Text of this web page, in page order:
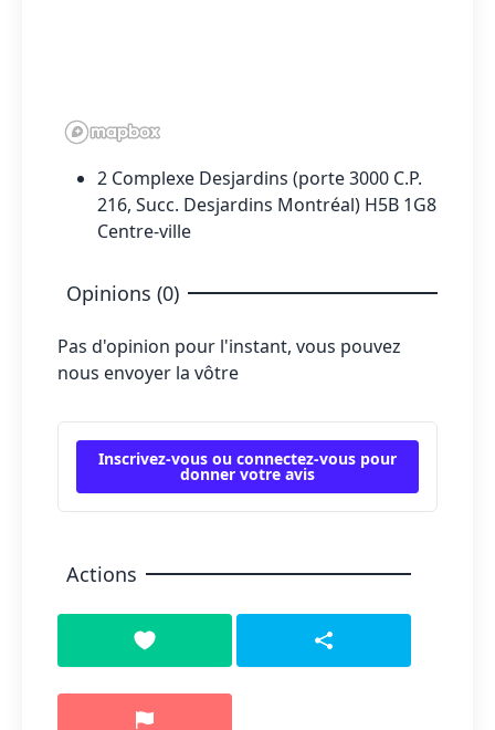
2 Complexe Desjardins (porte 3000 C.P.
216, Succ. Desjardins Montréal) H5B 1G8
Centre-ville
Opinions (0)
Pas d'opinion pour l'instant, vous pouvez
nous envoyer la vôtre
Inscrivez-vous ou connectez-vous pour
donner votre avis
Actions